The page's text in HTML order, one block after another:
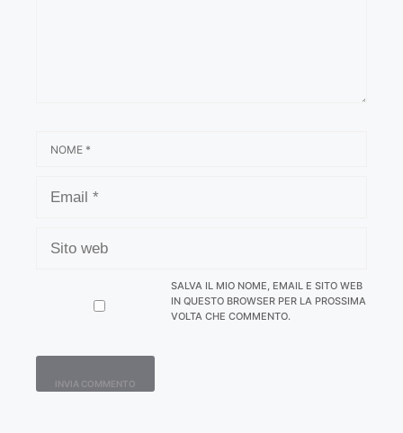
WEB
SALVA IL MIO NOME, EMAIL E SITO WEB
IN QUESTO BROWSER PER LA PROSSIMA
VOLTA CHE COMMENTO.